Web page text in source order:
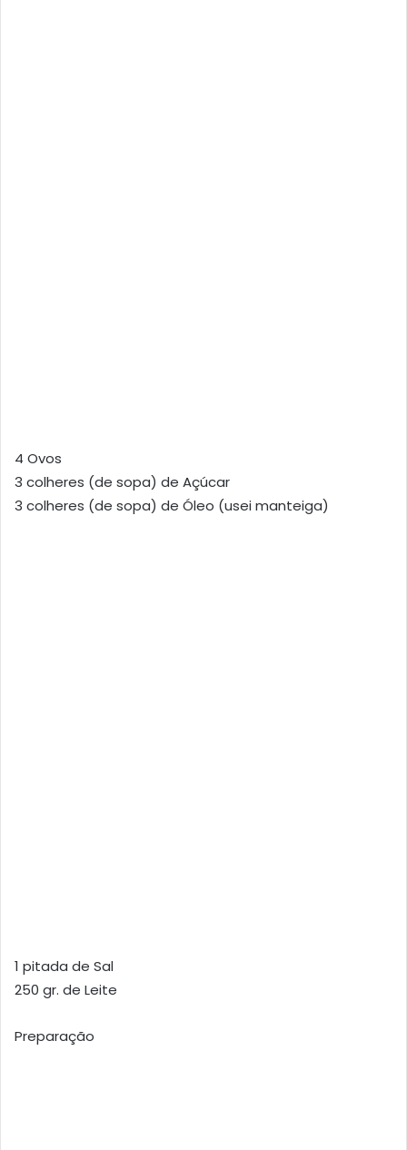
4 Ovos
3 colheres (de sopa) de Açúcar
3 colheres (de sopa) de Óleo (usei manteiga)
1 pitada de Sal
250 gr. de Leite
Preparação